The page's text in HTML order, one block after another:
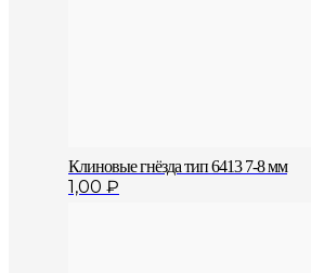
Клиновые гнёзда тип 6413 7-8 мм
1,00 ₽